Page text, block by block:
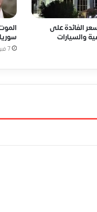
الفائدة على
والسيارات
سوريا
7 فبراير، 2023